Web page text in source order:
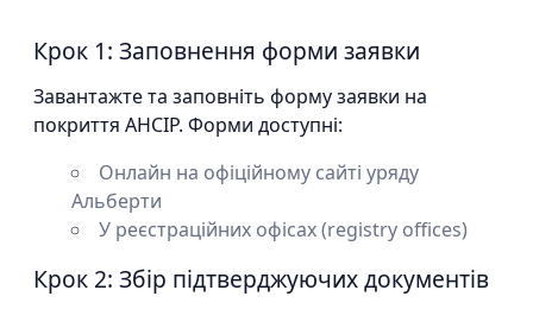
Крок 1: Заповнення форми заявки
Завантажте та заповніть форму заявки на
покриття AHCIP. Форми доступні:
Онлайн на офіційному сайті уряду
Альберти
У реєстраційних офісах (registry offices)
Крок 2: Збір підтверджуючих документів